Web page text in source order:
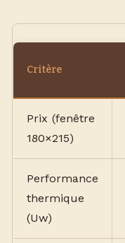
Critère
Prix (fenêtre
180×215)
Performance
thermique
(Uw)